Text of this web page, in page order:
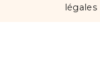
légales